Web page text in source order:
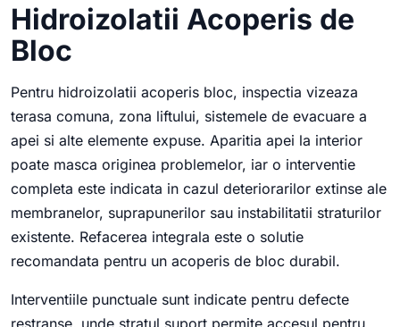
Hidroizolatii Acoperis de
Bloc
Pentru hidroizolatii acoperis bloc, inspectia vizeaza
terasa comuna, zona liftului, sistemele de evacuare a
apei si alte elemente expuse. Aparitia apei la interior
poate masca originea problemelor, iar o interventie
completa este indicata in cazul deteriorarilor extinse ale
membranelor, suprapunerilor sau instabilitatii straturilor
existente. Refacerea integrala este o solutie
recomandata pentru un acoperis de bloc durabil.
Interventiile punctuale sunt indicate pentru defecte
restranse, unde stratul suport permite accesul pentru